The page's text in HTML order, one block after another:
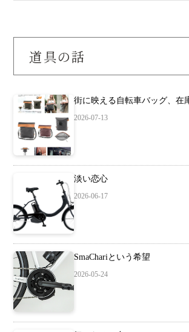
道具の話
街に映える自転車バッグ、在
2026-07-13
淡い恋心
2026-06-17
SmaChariという希望
2026-05-24